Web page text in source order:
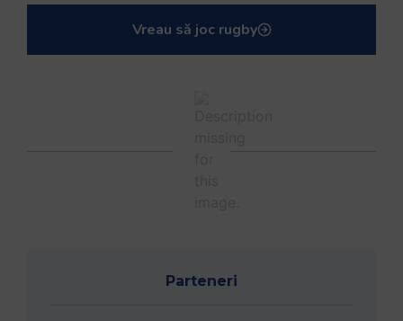
Vreau să joc rugby
Parteneri